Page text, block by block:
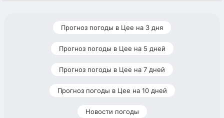
Прогноз погоды в Цее на 3 дня
Прогноз погоды в Цее на 5 дней
Прогноз погоды в Цее на 7 дней
Прогноз погоды в Цее на 10 дней
Новости погоды